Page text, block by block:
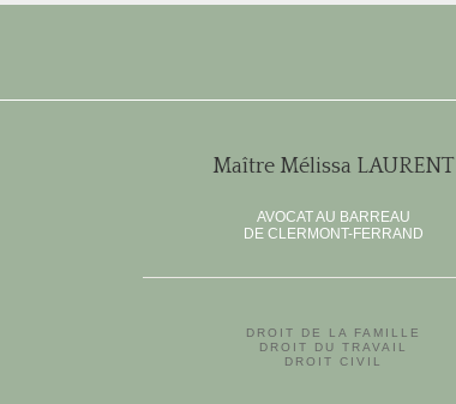
Maître Mélissa LAURENT
AVOCAT AU BARREAU
DE CLERMONT-FERRAND
DROIT DE LA FAMILLE
DROIT DU TRAVAIL
DROIT CIVIL